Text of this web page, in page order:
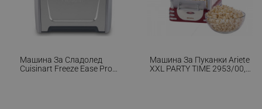
Машина За Сладолед
Cuisinart Freeze Ease Pro
Машина За Пуканки Ariete
XXL PARTY TIME 2953/00,